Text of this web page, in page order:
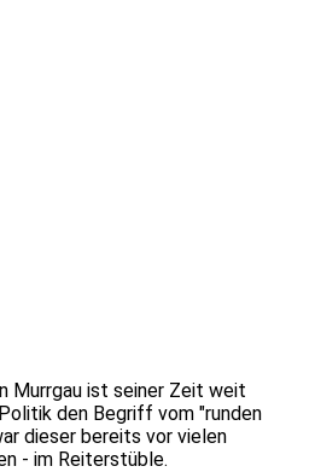
Murrgau ist seiner Zeit weit
den Begriff vom "runden
dieser bereits vor vielen
- im Reiterstüble.